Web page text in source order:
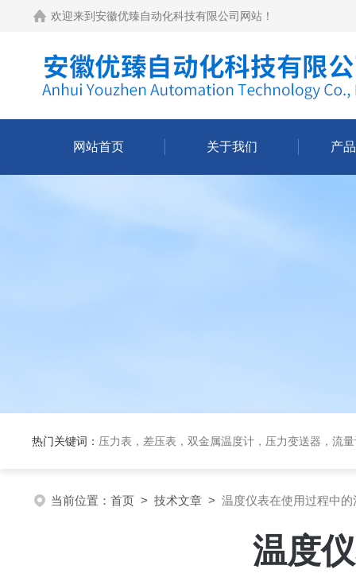
欢迎来到 安徽优臻自动化科技有限公司网站 ！
网站首页 关于我们 产
热门关键词： 压力表，差压表，双金属温度计，压力变送器，流
当前位置： 首页 > 技术文章 > 温度仪表在使用过程中的
温度